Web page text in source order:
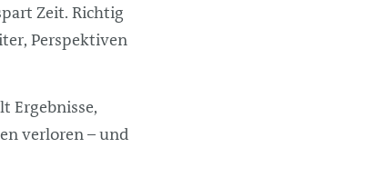
Zeit. Richtig
Perspektiven
Ergebnisse,
verloren – und